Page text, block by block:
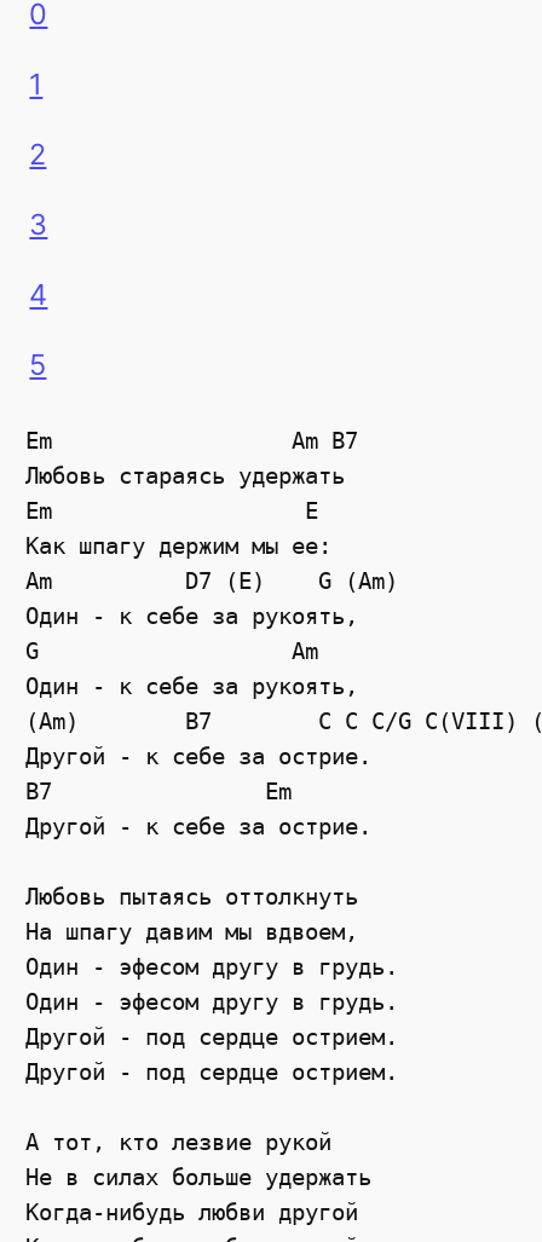
0
1
2
3
4
5
Em                  Am B7
Любовь стараясь удержать
Em                   E
Как шпагу держим мы ее:
Am          D7 (E)    G (Am)
Один - к себе за рукоять,
G                   Am
Один - к себе за рукоять,
(Am)        B7        C C C/G C(VIII)
Другой - к себе за острие.
B7                Em
Другой - к себе за острие.
Любовь пытаясь оттолкнуть
На шпагу давим мы вдвоем,
Один - эфесом другу в грудь.
Один - эфесом другу в грудь.
Другой - под сердце острием.
Другой - под сердце острием.
А тот, кто лезвие рукой
Не в силах больше удержать
Когда-нибудь любви другой